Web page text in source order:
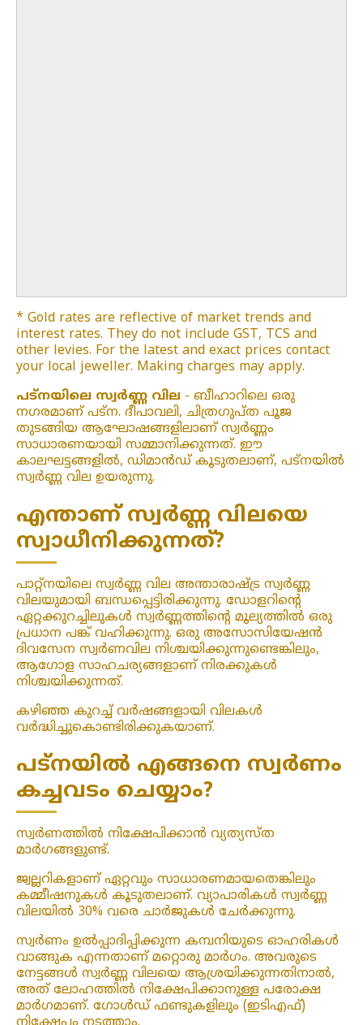
* Gold rates are reflective of market trends and
interest rates. They do not include GST, TCS and
other levies. For the latest and exact prices contact
your local jeweller. Making charges may apply.
പട്‌നയിലെ സ്വർണ്ണ വില - ബീഹാറിലെ ഒരു
നഗരമാണ് പട്‌ന. ദീപാവലി, ചിത്രഗുപ്ത പൂജ
തുടങ്ങിയ ആഘോഷങ്ങളിലാണ് സ്വർണ്ണം
സാധാരണയായി സമ്മാനിക്കുന്നത്. ഈ
കാലഘട്ടങ്ങളിൽ, ഡിമാൻഡ് കൂടുതലാണ്, പട്നയിൽ
സ്വർണ്ണ വില ഉയരുന്നു.
എന്താണ് സ്വർണ്ണ വിലയെ
സ്വാധീനിക്കുന്നത്?
പാറ്റ്‌നയിലെ സ്വർണ്ണ വില അന്താരാഷ്ട്ര സ്വർണ്ണ
വിലയുമായി ബന്ധപ്പെട്ടിരിക്കുന്നു. ഡോളറിന്റെ
ഏറ്റക്കുറച്ചിലുകൾ സ്വർണ്ണത്തിന്റെ മൂല്യത്തിൽ ഒരു
പ്രധാന പങ്ക് വഹിക്കുന്നു. ഒരു അസോസിയേഷൻ
ദിവസേന സ്വർണവില നിശ്ചയിക്കുന്നുണ്ടെങ്കിലും,
ആഗോള സാഹചര്യങ്ങളാണ് നിരക്കുകൾ
നിശ്ചയിക്കുന്നത്.
കഴിഞ്ഞ കുറച്ച് വർഷങ്ങളായി വിലകൾ
വർദ്ധിച്ചുകൊണ്ടിരിക്കുകയാണ്.
പട്‌നയിൽ എങ്ങനെ സ്വർണം
കച്ചവടം ചെയ്യാം?
സ്വർണത്തിൽ നിക്ഷേപിക്കാൻ വ്യത്യസ്ത
മാർഗങ്ങളുണ്ട്.
ജ്വല്ലറികളാണ് ഏറ്റവും സാധാരണമായതെങ്കിലും
കമ്മീഷനുകൾ കൂടുതലാണ്. വ്യാപാരികൾ സ്വർണ്ണ
വിലയിൽ 30% വരെ ചാർജുകൾ ചേർക്കുന്നു.
സ്വർണം ഉൽപ്പാദിപ്പിക്കുന്ന കമ്പനിയുടെ ഓഹരികൾ
വാങ്ങുക എന്നതാണ് മറ്റൊരു മാർഗം. അവരുടെ
നേട്ടങ്ങൾ സ്വർണ്ണ വിലയെ ആശ്രയിക്കുന്നതിനാൽ,
അത് ലോഹത്തിൽ നിക്ഷേപിക്കാനുള്ള പരോക്ഷ
മാർഗമാണ്. ഗോൾഡ് ഫണ്ടുകളിലും (ഇടിഎഫ്)